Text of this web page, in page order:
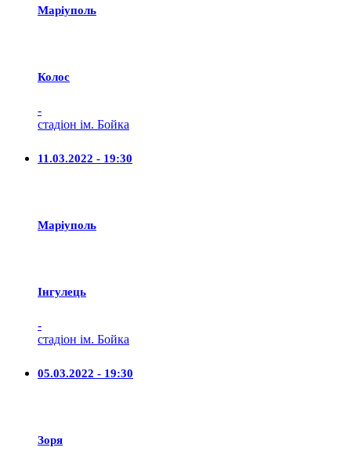
Маріуполь
Колос
-
стадіон ім. Бойка
11.03.2022 - 19:30
Маріуполь
Iнгулець
-
стадіон ім. Бойка
05.03.2022 - 19:30
Зоря